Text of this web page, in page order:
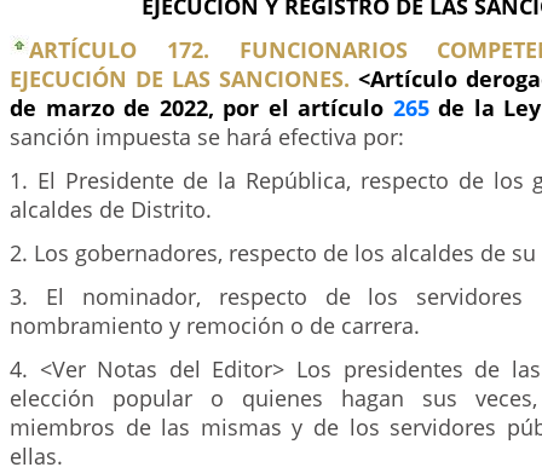
EJECUCION Y REGISTRO DE LAS
ARTÍCULO 172. FUNCIONARIOS
EJECUCIÓN DE LAS SANCIONES. <Artículo
de marzo de 2022, por el artículo 265de la Ley
sanción impuesta se hará efectiva por:
1. El Presidente de la República, respecto de los
alcaldes de Distrito.
2. Los gobernadores, respecto de los alcaldes de
3. El nominador, respecto de los servidores
nombramiento y remoción o de carrera.
4. <Ver Notas del Editor> Los presidentes de
elección popular o quienes hagan sus
miembros de las mismas y de los servidores
ellas.